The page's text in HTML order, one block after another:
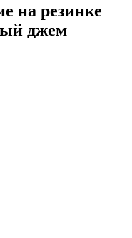
на резинке
джем